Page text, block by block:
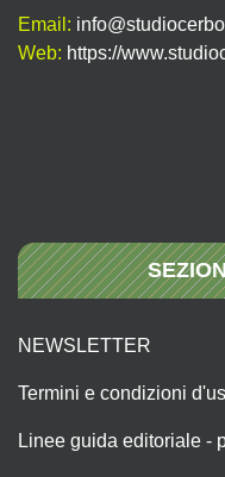
Email:
Web: https://
NEWSLETTER
Termini e condizioni
Linee guida editoriale -